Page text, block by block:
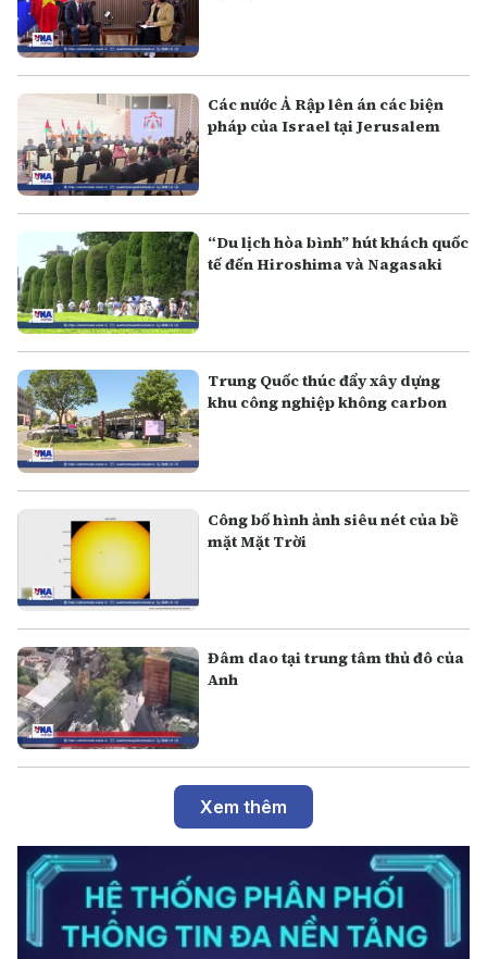
Các nước Ả Rập lên án các biện
pháp của Israel tại Jerusalem
“Du lịch hòa bình” hút khách quốc
tế đến Hiroshima và Nagasaki
Trung Quốc thúc đẩy xây dựng
khu công nghiệp không carbon
Công bố hình ảnh siêu nét của bề
mặt Mặt Trời
Đâm dao tại trung tâm thủ đô của
Anh
Xem thêm